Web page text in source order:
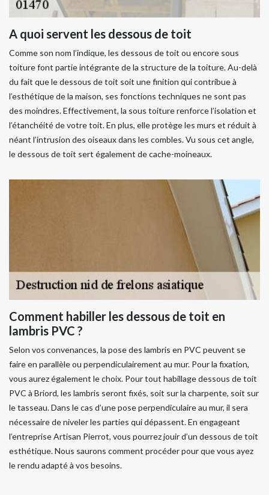
A quoi servent les dessous de toit
Comme son nom l’indique, les dessous de toit ou encore sous
toiture font partie intégrante de la structure de la toiture. Au-delà
du fait que le dessous de toit soit une finition qui contribue à
l’esthétique de la maison, ses fonctions techniques ne sont pas
des moindres. Effectivement, la sous toiture renforce l’isolation et
l’étanchéité de votre toit. En plus, elle protège les murs et réduit à
néant l’intrusion des oiseaux dans les combles. Vu sous cet angle,
le dessous de toit sert également de cache-moineaux.
Comment habiller les dessous de toit en
lambris PVC ?
Selon vos convenances, la pose des lambris en PVC peuvent se
faire en parallèle ou perpendiculairement au mur. Pour la fixation,
vous aurez également le choix. Pour tout habillage dessous de toit
PVC à Briord, les lambris seront fixés, soit sur la charpente, soit sur
le tasseau. Dans le cas d’une pose perpendiculaire au mur, il sera
nécessaire de niveler les parties qui dépassent. En engageant
l’entreprise Artisan Pierrot, vous pourrez jouir d’un dessous de toit
esthétique. Nous saurons comment procéder pour que vous ayez
le rendu adapté à vos besoins.